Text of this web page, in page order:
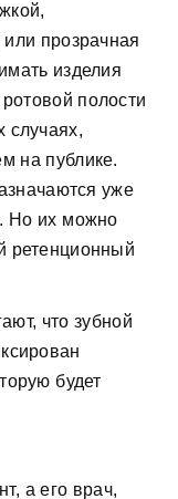
прозрачная
изделия
полости
случаях,
на публике.
уже
Но их можно
ретенционный
что зубной
будет
а его врач,